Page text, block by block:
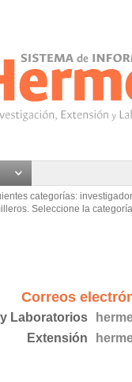
categorías:
Seleccione la
Correos
Laboratorios
Extensión